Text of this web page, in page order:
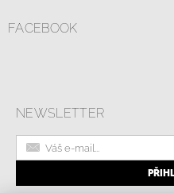
FACEBOOK
NEWSLETTER